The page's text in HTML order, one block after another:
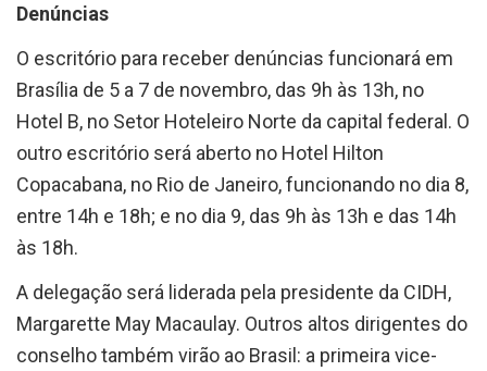
Denúncias
O escritório para receber denúncias funcionará em
Brasília de 5 a 7 de novembro, das 9h às 13h, no
Hotel B, no Setor Hoteleiro Norte da capital federal. O
outro escritório será aberto no Hotel Hilton
Copacabana, no Rio de Janeiro, funcionando no dia 8,
entre 14h e 18h; e no dia 9, das 9h às 13h e das 14h
às 18h.
A delegação será liderada pela presidente da CIDH,
Margarette May Macaulay. Outros altos dirigentes do
conselho também virão ao Brasil: a primeira vice-